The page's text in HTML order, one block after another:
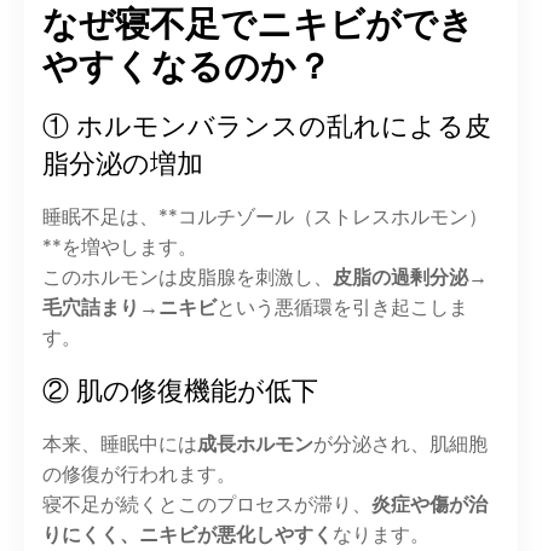
なぜ寝不足でニキビができ
やすくなるのか？
① ホルモンバランスの乱れによる皮
脂分泌の増加
睡眠不足は、**コルチゾール（ストレスホルモン）
**を増やします。
このホルモンは皮脂腺を刺激し、 皮脂の過剰分泌→
毛穴詰まり→ニキビという悪循環を引き起こしま
す。
② 肌の修復機能が低下
本来、睡眠中には成長ホルモンが分泌され、肌細胞
の修復が行われます。
寝不足が続くとこのプロセスが滞り、 炎症や傷が治
りにくく、ニキビが悪化しやすく なります。